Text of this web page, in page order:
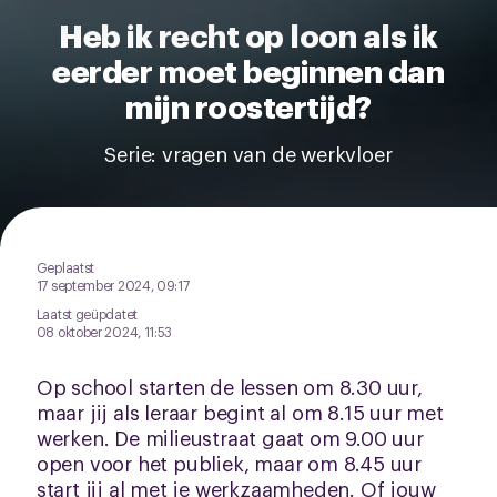
Heb ik recht op loon als ik
eerder moet beginnen dan
mijn roostertijd?
Serie: vragen van de werkvloer
Geplaatst
17 september 2024, 09:17
Laatst geüpdatet
08 oktober 2024, 11:53
Op school starten de lessen om 8.30 uur,
maar jij als leraar begint al om 8.15 uur met
werken. De milieustraat gaat om 9.00 uur
open voor het publiek, maar om 8.45 uur
start jij al met je werkzaamheden. Of jouw